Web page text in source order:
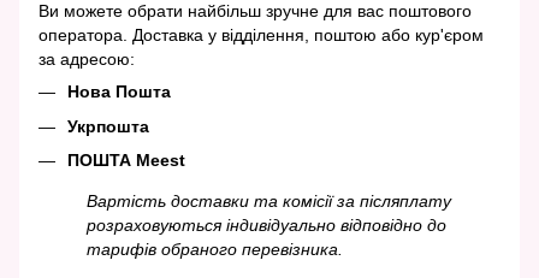
Ви можете обрати найбільш зручне для вас поштового
оператора. Доставка у відділення, поштою або кур'єром
за адресою:
Нова Пошта
Укрпошта
ПОШТА Meest
Вартість доставки та комісії за післяплату
розраховуються індивідуально відповідно до
тарифів обраного перевізника.